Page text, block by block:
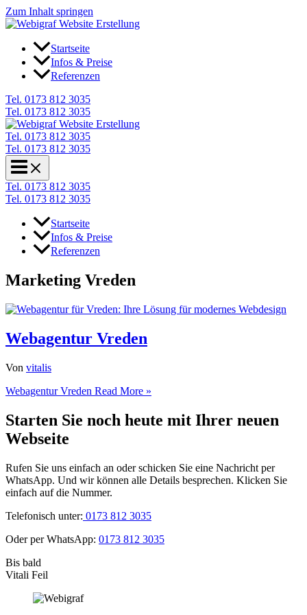
Zum Inhalt springen
Startseite
Infos & Preise
Referenzen
Tel. 0173 812 3035
Tel. 0173 812 3035
Tel. 0173 812 3035
Tel. 0173 812 3035
Tel. 0173 812 3035
Tel. 0173 812 3035
Startseite
Infos & Preise
Referenzen
Marketing Vreden
Webagentur Vreden
Von vitalis
Webagentur Vreden Read More »
Starten Sie noch heute mit Ihrer neuen
Webseite
Rufen Sie uns einfach an oder schicken Sie eine Nachricht per
WhatsApp. Und wir können alle Details besprechen. Klicken Sie
einfach auf die Nummer.
Telefonisch unter: 0173 812 3035
Oder per WhatsApp: 0173 812 3035
Bis bald
Vitali Feil